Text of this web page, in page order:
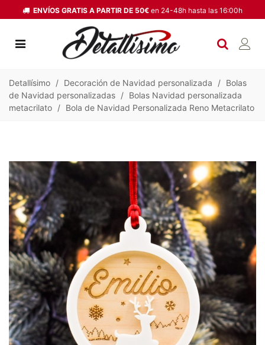
ENVÍOS GRATIS A PARTIR DE 50€ en 24-48h hasta las 16:00h
Detallísimo / Decoración de Navidad personalizada / Bolas
de Navidad personalizadas / Bolas Navidad personalizada
metacrilato / Bola de Navidad Personalizada Reno Metacrilato